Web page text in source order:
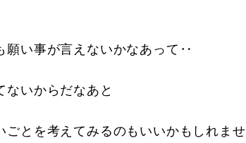
願い事が言えないかなあって‥
ないからだなあと
とを考えてみるのもいいかもしれませ